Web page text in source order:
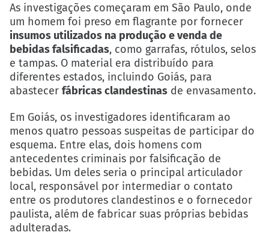
As investigações começaram em São Paulo, onde
um homem foi preso em flagrante por fornecer
insumos utilizados na produção e venda de
bebidas falsificadas, como garrafas, rótulos, selos
e tampas. O material era distribuído para
diferentes estados, incluindo Goiás, para
abastecer fábricas clandestinas de envasamento.
Em Goiás, os investigadores identificaram ao
menos quatro pessoas suspeitas de participar do
esquema. Entre elas, dois homens com
antecedentes criminais por falsificação de
bebidas. Um deles seria o principal articulador
local, responsável por intermediar o contato
entre os produtores clandestinos e o fornecedor
paulista, além de fabricar suas próprias bebidas
adulteradas.